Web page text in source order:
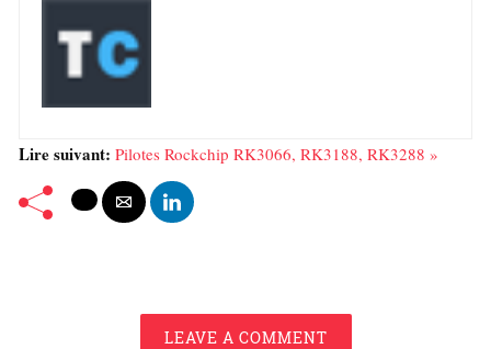
Lire suivant: Pilotes Rockchip RK3066, RK3188, RK3288 »
LEAVE A COMMENT